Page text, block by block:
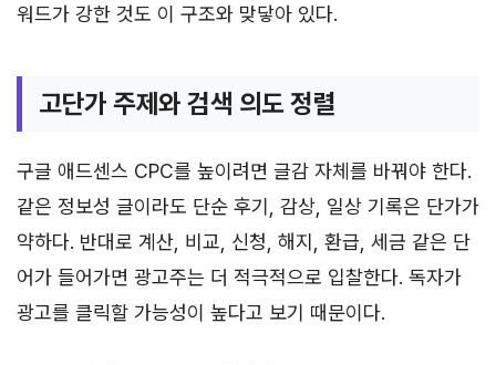
워드가 강한 것도 이 구조와 맞닿아 있다.
고단가 주제와 검색 의도 정렬
구글 애드센스 CPC를 높이려면 글감 자체를 바꿔야 한다.
같은 정보성 글이라도 단순 후기, 감상, 일상 기록은 단가가
약하다. 반대로 계산, 비교, 신청, 해지, 환급, 세금 같은 단
어가 들어가면 광고주는 더 적극적으로 입찰한다. 독자가
광고를 클릭할 가능성이 높다고 보기 때문이다.